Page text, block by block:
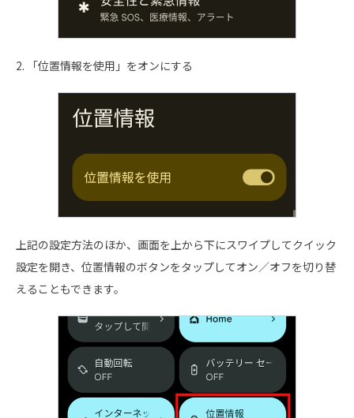
2. 「位置情報を使用」をオンにする
上記の設定方法のほか、画面を上から下にスワイプしてクイック
設定を開き、位置情報のボタンをタップしてオン／オフを切り替
えることもできます。